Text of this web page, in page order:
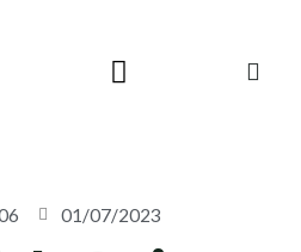
01/07/2023